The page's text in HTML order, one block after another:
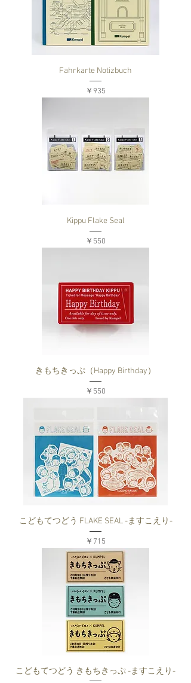
Fahrkarte Notizbuch
価格
￥935
Kippu Flake Seal
価格
￥550
きもちきっぷ（Happy Birthday）
価格
￥550
こどもてつどう FLAKE SEAL -ますこえり-
価格
￥715
こどもてつどう きもちきっぷ -ますこえり-